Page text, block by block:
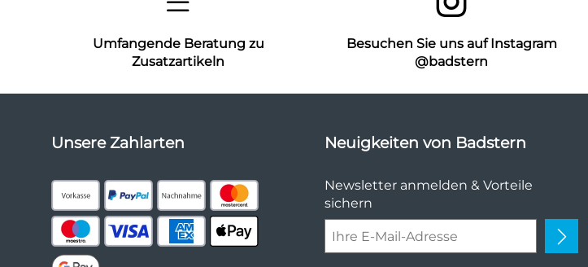
Umfangende Beratung zu
Zusatzartikeln
Besuchen Sie uns auf Instagram
@badstern
Unsere Zahlarten Neuigkeiten von Badstern
Newsletter anmelden & Vorteile
sichern